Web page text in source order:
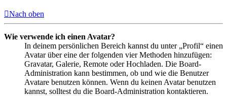
Nach oben
Wie verwende ich einen Avatar?
In deinem persönlichen Bereich kannst du unter „Profil“ einen
Avatar über eine der folgenden vier Methoden hinzufügen:
Gravatar, Galerie, Remote oder Hochladen. Die Board-
Administration kann bestimmen, ob und wie die Benutzer
Avatare benutzen können. Wenn du keinen Avatar benutzen
kannst, solltest du die Board-Administration kontaktieren.